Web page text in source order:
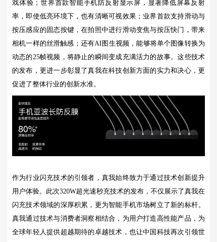
戏体验；世界首款智能手机防反射显示屏，显著降低屏幕反射
率，即使低亮环境下，也有清晰可视效果；业界首款支持滑动与
按压感应的固态按键，在拍照中进行滑动变焦与按压快门，带来
相机一样的丝滑触感；还有AI图生视频，能够将单个图像转换为
动态的25帧视频，将静止的瞬间变成充满活力的故事。这些技术
的发布，更进一步彰显了真我在科技创新方面的实力和决心，更
促进了整体行业的创新水准。
作为行业闪充技术的引领者，真我始终致力于通过技术创新提升
用户体验。此次320W超光速秒充技术的发布，不仅展示了真我在
闪充技术领域的深厚积累，更为智能手机市场树立了新的标杆。
真我通过技术与消费者洞察相结合，为用户打造高性能产品，为
全球年轻人提供超越期待的卓越技术，也让中国科技再次引领世